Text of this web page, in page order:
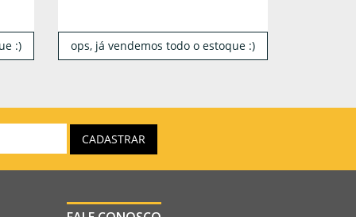
:) ops, já vendemos todo o estoque :)